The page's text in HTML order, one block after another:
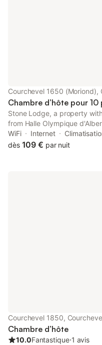
Courchevel 1650 (Moriond),
Chambre d’hôte pour 10
Stone Lodge, a property
from Halle Olympique
well as 19 km from Méribel
WiFi Internet
dès 109 € par nuit
Courchevel 1850,
Chambre d’hôte
10.0Fantastique⋅1 avis